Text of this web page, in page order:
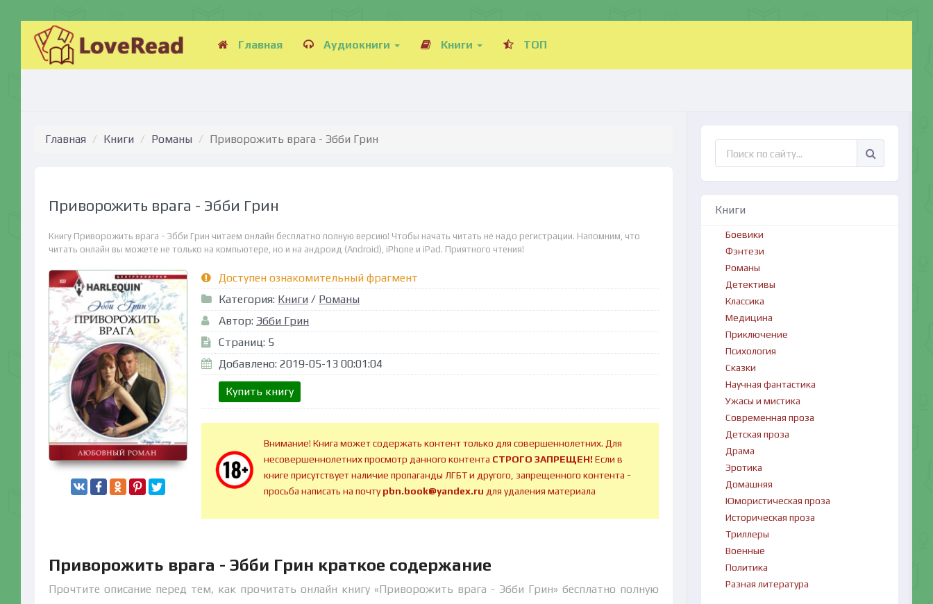
Главная Аудиокниги Книги ТОП
Главная Книги Романы Приворожить врага - Эбби Грин
Приворожить врага - Эбби Грин
Книгу Приворожить врага - Эбби Грин читаем онлайн бесплатно полную версию! Чтобы начать читать не надо регистрации. Напомним, что
читать онлайн вы можете не только на компьютере, но и на андроид (Android), iPhone и iPad. Приятного чтения!
Доступен ознакомительный фрагмент
Категория: Книги / Романы
Автор: Эбби Грин
Страниц: 5
Добавлено: 2019-05-13 00:01:04
Купить книгу
Внимание! Книга может содержать контент только для совершеннолетних. Для
несовершеннолетних просмотр данного контента СТРОГО ЗАПРЕЩЕН!Если в
книге присутствует наличие пропаганды ЛГБТ и другого, запрещенного контента -
просьба написать на почтуpbn.book@yandex.ru для удаления материала
Приворожить врага - Эбби Грин краткое содержание
Прочтите описание перед тем, как прочитать онлайн книгу «Приворожить врага - Эбби Грин» бесплатно полную
Книги
Боевики
Фэнтези
Романы
Детективы
Классика
Медицина
Приключение
Психология
Сказки
Научная фантастика
Ужасы и мистика
Современная проза
Детская проза
Драма
Эротика
Домашняя
Юмористическая проза
Историческая проза
Триллеры
Военные
Политика
Разная литература